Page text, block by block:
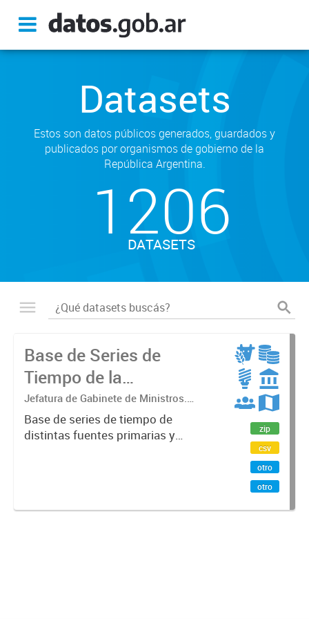
Datasets
Estos son datos públicos generados, guardados y
publicados por organismos de gobierno de la
República Argentina.
1206
DATASETS
Base de Series de
Tiempo de la
Administración Pública
Nacional
Jefatura de Gabinete de Ministros.
Secretaría de Innovación Pública.
Subsecretaría de Servicios y País Digital
Base de series de tiempo de
distintas fuentes primarias y
normalizadas...
zip
csv
otro
otro